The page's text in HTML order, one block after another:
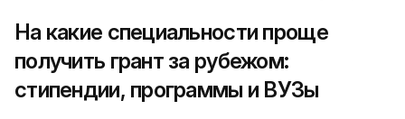
На какие специальности проще
получить грант за рубежом:
стипендии, программы и ВУЗы